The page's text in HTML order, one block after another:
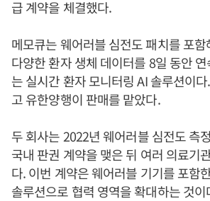
급 계약을 체결했다.
메모큐는 웨어러블 심전도 패치를 포함
다양한 환자 생체 데이터를 8일 동안
는 실시간 환자 모니터링 AI 솔루션이
고 유한양행이 판매를 맡았다.
두 회사는 2022년 웨어러블 심전도 측
국내 판권 계약을 맺은 뒤 여러 의료기
다. 이번 계약은 웨어러블 기기를 포함
솔루션으로 협력 영역을 확대하는 것이